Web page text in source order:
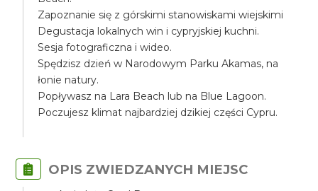
Zapoznanie się z górskimi stanowiskami wiejskimi
Degustacja lokalnych win i cypryjskiej kuchni.
Sesja fotograficzna i wideo.
Spędzisz dzień w Narodowym Parku Akamas, na
łonie natury.
Popływasz na Lara Beach lub na Blue Lagoon.
Poczujesz klimat najbardziej dzikiej części Cypru.
OPIS ZWIEDZANYCH MIEJSC